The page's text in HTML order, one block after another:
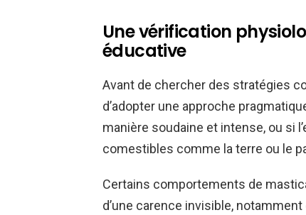
Une vérification
éducative
Avant de chercher des stratégies
d’adopter une approche
manière soudaine et intense, ou si
comestibles comme la terre ou le
Certains comportements de
d’une carence invisible, notamment